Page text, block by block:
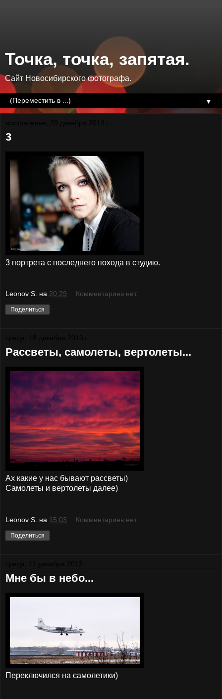
Точка, точка, запятая.
Сайт Новосибирского фотографа.
▼
3
3 портрета с последнего похода в студию.
Leonov S. на 20:29 Комментариев нет:
Поделиться
Рассветы, самолеты, вертолеты...
Ах какие у нас бывают рассветы)
Самолеты и вертолеты далее)
Leonov S. на 15:03 Комментариев нет:
Поделиться
Мне бы в небо...
Переключился на самолетики)